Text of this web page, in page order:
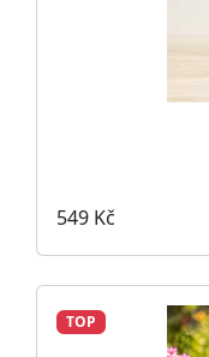
549 Kč
TOP